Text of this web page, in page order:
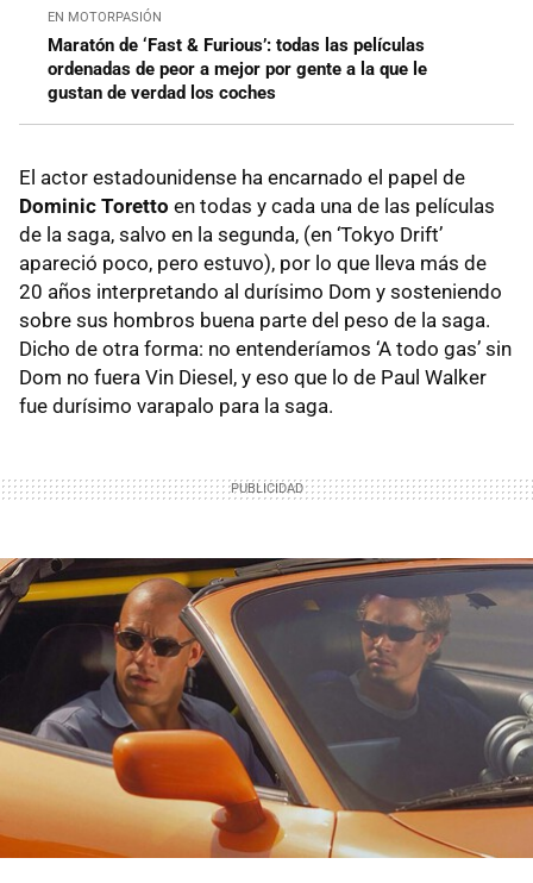
EN MOTORPASIÓN
Maratón de ‘Fast & Furious’: todas las películas
ordenadas de peor a mejor por gente a la que le
gustan de verdad los coches
El actor estadounidense ha encarnado el papel de
Dominic Toretto en todas y cada una de las películas
de la saga, salvo en la segunda, (en ‘Tokyo Drift’
apareció poco, pero estuvo), por lo que lleva más de
20 años interpretando al durísimo Dom y sosteniendo
sobre sus hombros buena parte del peso de la saga.
Dicho de otra forma: no entenderíamos ‘A todo gas’ sin
Dom no fuera Vin Diesel, y eso que lo de Paul Walker
fue durísimo varapalo para la saga.